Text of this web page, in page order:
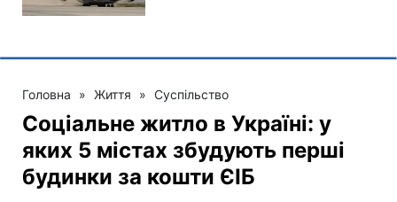
Головна » Життя » Суспільство
Соціальне житло в Україні: у
яких 5 містах збудують перші
будинки за кошти ЄІБ